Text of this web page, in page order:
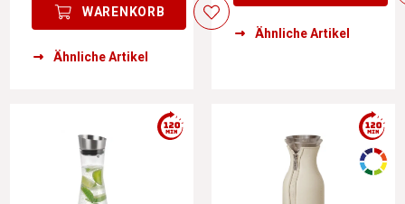
WARENKORB
Ähnliche Artikel
Ähnliche Artikel